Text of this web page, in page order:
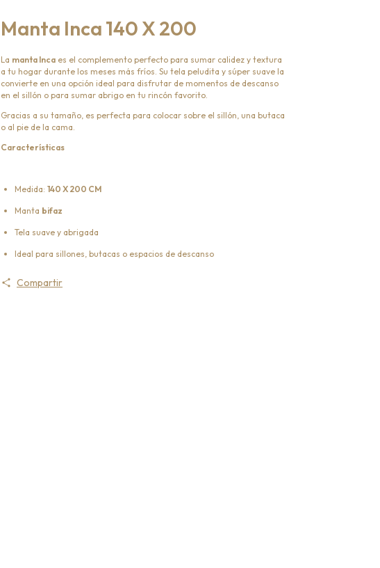
Manta Inca 140 X 200
La manta Inca es el complemento perfecto para sumar calidez y textura
a tu hogar durante los meses más fríos. Su tela peludita y súper suave la
convierte en una opción ideal para disfrutar de momentos de descanso
en el sillón o para sumar abrigo en tu rincón favorito.
Gracias a su tamaño, es perfecta para colocar sobre el sillón, una butaca
o al pie de la cama.
Características
Medida: 140 X 200 CM
Manta bifaz
Tela suave y abrigada
Ideal para sillones, butacas o espacios de descanso
Compartir